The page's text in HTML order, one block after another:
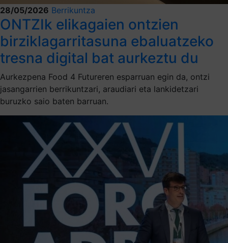
28/05/2026 Berrikuntza
ONTZIk elikagaien ontzien
birziklagarritasuna ebaluatzeko
tresna digital bat aurkeztu du
Aurkezpena Food 4 Futureren esparruan egin da, ontzi
jasangarrien berrikuntzari, araudiari eta lankidetzari
buruzko saio baten barruan.